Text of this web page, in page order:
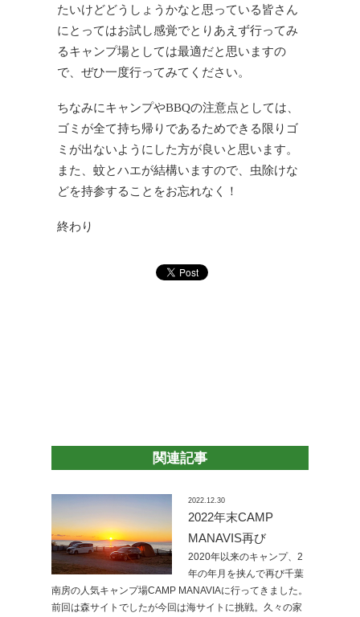
たいけどどうしょうかなと思っている皆さん
にとってはお試し感覚でとりあえず行ってみ
るキャンプ場としては最適だと思いますの
で、ぜひ一度行ってみてください。
ちなみにキャンプやBBQの注意点としては、
ゴミが全て持ち帰りであるためできる限りゴ
ミが出ないようにした方が良いと思います。
また、蚊とハエが結構いますので、虫除けな
どを持参することをお忘れなく！
終わり
関連記事
2022.12.30
2022年末CAMP
MANAVIS再び
2020年以来のキャンプ、2
年の年月を挟んで再び千葉
南房の人気キャンプ場CAMP MANAVIAに行ってきました。
前回は森サイトでしたが今回は海サイトに挑戦。久々の家